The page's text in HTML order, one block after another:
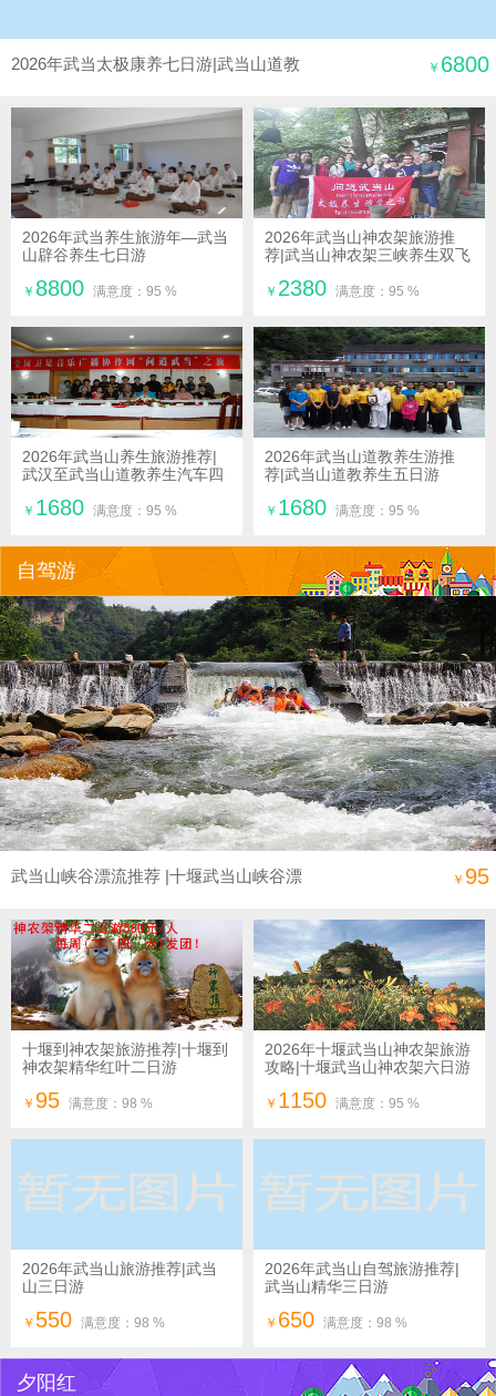
2026年武当太极康养七日游|武当山道教
￥ 6800
2026年武当养生旅游年—武当
山辟谷养生七日游
￥ 8800 满意度：95 %
2026年武当山神农架旅游推
荐|武当山神农架三峡养生双飞
￥ 2380 满意度：95 %
2026年武当山养生旅游推荐|
武汉至武当山道教养生汽车四
￥ 1680 满意度：95 %
2026年武当山道教养生游推
荐|武当山道教养生五日游
￥ 1680 满意度：95 %
自驾游
武当山峡谷漂流推荐 |十堰武当山峡谷漂
￥ 95
十堰到神农架旅游推荐|十堰到
神农架精华红叶二日游
￥ 95 满意度：98 %
2026年十堰武当山神农架旅游
攻略|十堰武当山神农架六日游
￥ 1150 满意度：95 %
2026年武当山旅游推荐|武当
山三日游
￥ 550 满意度：98 %
2026年武当山自驾旅游推荐|
武当山精华三日游
￥ 650 满意度：98 %
夕阳红